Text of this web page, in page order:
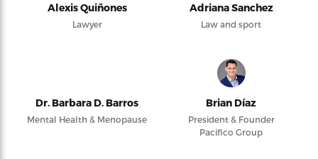
Alexis Quiñones
Lawyer
Adriana Sanchez
Law and sport
Dr. Barbara D. Barros
Mental Health & Menopause
Brian Díaz
President & Founder
Pacifico Group